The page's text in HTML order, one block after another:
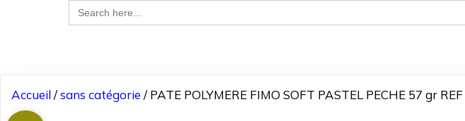
Search
for:
Accueil/sans catégorie / PATE POLYMERE FIMO SOFT PASTEL PECHE 57 gr